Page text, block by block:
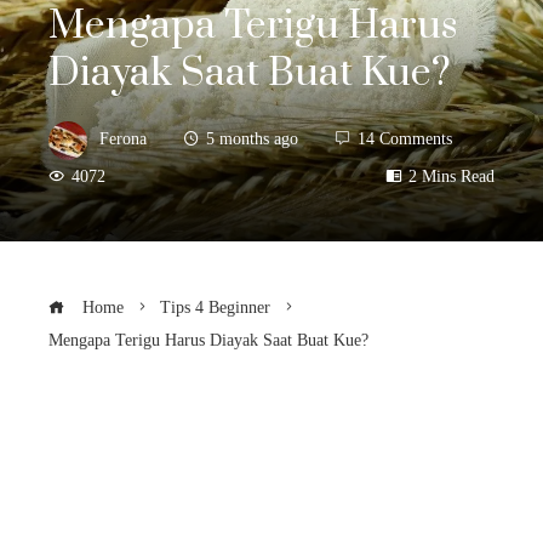
Mengapa Terigu Harus
Diayak Saat Buat Kue?
Ferona 5 months ago 14 Comments
4072 2 Mins Read
Home
Tips 4 Beginner
Mengapa Terigu Harus Diayak Saat Buat Kue?